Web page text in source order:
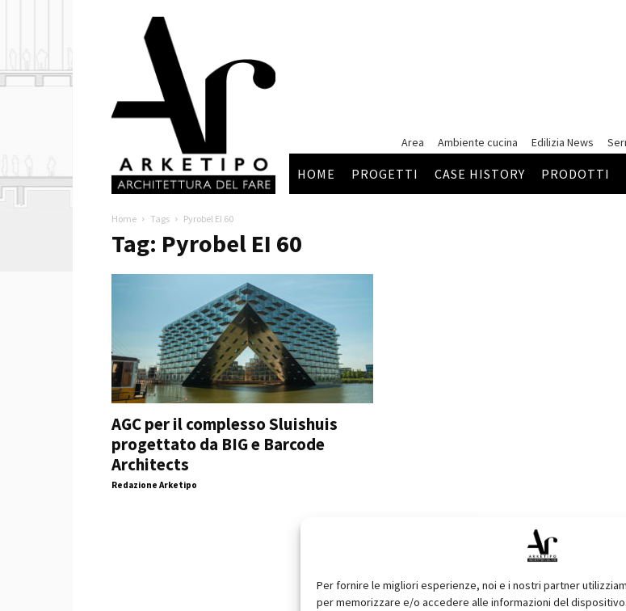
Per fornire le migliori esperienze, noi e i nostri partner
per memorizzare e/o accedere alle informazioni del
Arketipo
Area
Ambiente cucina Edilizia News
HOME PROGETTI CASE HISTORY PRODOTTI
Home Tags Pyrobel EI 60
Tag: Pyrobel EI 60
AGC per il complesso Sluishuis
progettato da BIG e Barcode
Architects
Redazione Arketipo